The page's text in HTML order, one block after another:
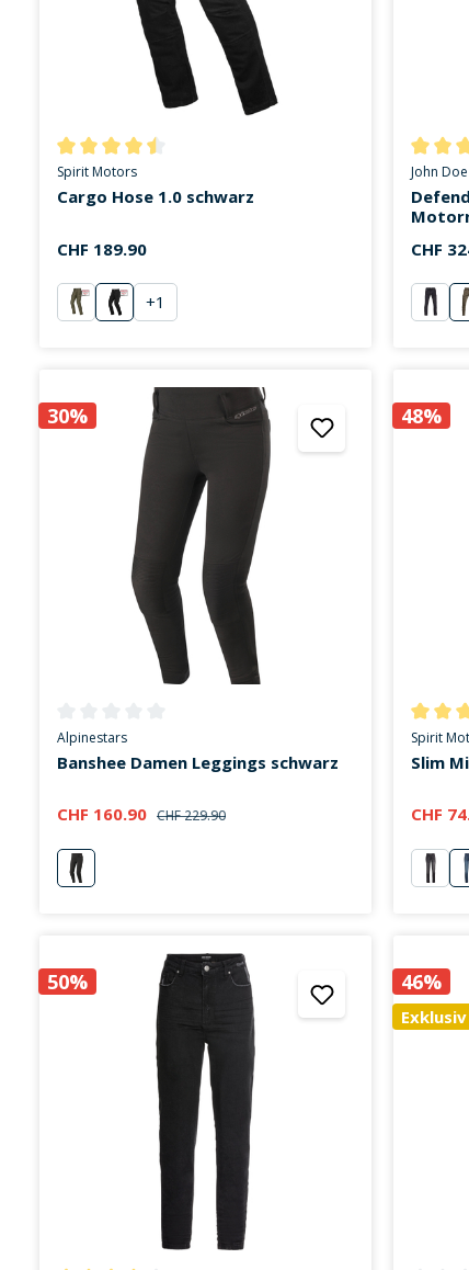
Durchschnittliche Bewertung von 4.6 von 5 Sternen
Spirit Motors
Cargo Hose 1.0 schwarz
CHF 189.90
grün sand
+1
John Doe
CHF
30%
Durchschnittliche Bewertung von 0 von 5 Sternen
Alpinestars
Banshee Damen Leggings schwarz
CHF 160.90 CHF 229.90
schwarz
48%
Spirit
Slim
CHF
50% 46%
Exklusiv